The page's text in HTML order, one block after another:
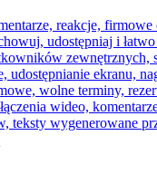
reakcje, firmowe
udostępniaj i
zewnętrznych,
udostępnianie ekranu,
wolne terminy,
wideo,
teksty wygenerowane